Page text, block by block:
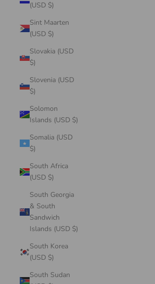
(USD $)
Sint Maarten
(USD $)
Slovakia (USD
$)
Slovenia (USD
$)
Solomon
Islands (USD $)
Somalia (USD
$)
South Africa
(USD $)
South Georgia
& South
Sandwich
Islands (USD $)
South Korea
(USD $)
South Sudan